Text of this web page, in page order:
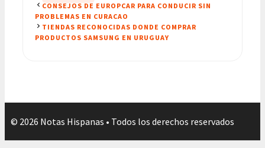
CONSEJOS DE EUROPCAR PARA CONDUCIR SIN
PROBLEMAS EN CURACAO
TIENDAS RECONOCIDAS DONDE COMPRAR
PRODUCTOS SAMSUNG EN URUGUAY
© 2026 Notas Hispanas • Todos los derechos reservados